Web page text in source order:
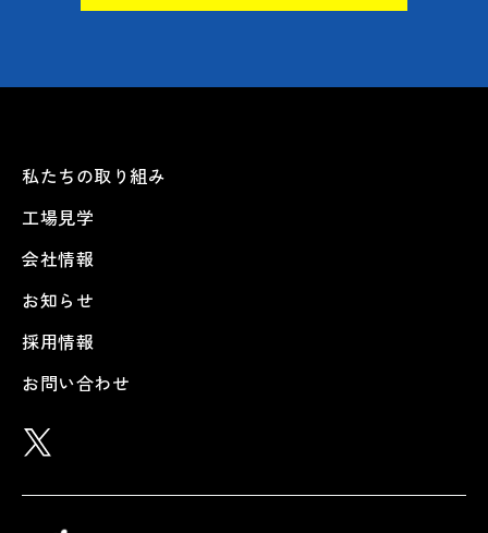
私たちの取り組み
工場見学
会社情報
お知らせ
採用情報
お問い合わせ